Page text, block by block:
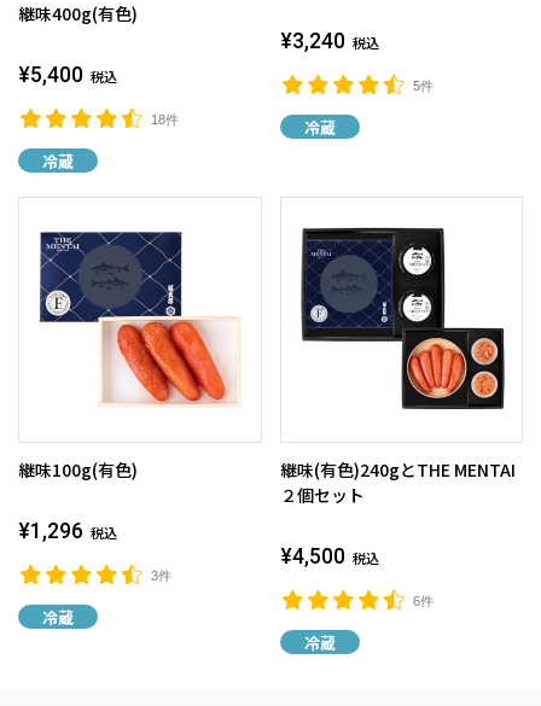
継味400g(有色)
18件
¥5,400 税込
冷蔵
5件
¥3,240 税込
冷蔵
継味100g(有色)
3件
¥1,296 税込
冷蔵
継味(有色)240gとTHE MENTAI
２個セット
6件
¥4,500 税込
冷蔵